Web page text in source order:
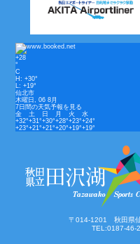
+28
°
C
H:+30°
L:+19°
仙北市
木曜日, 06 8月
7日間の天気予報を見る
金
土 日 月 火
水
+32°+31°+30°+28°+23°+24°
+23°+21°+21°+20°+19°+19°
〒014-1201 秋田県
TEL:0187-